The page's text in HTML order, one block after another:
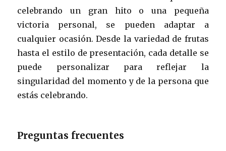
celebrando un gran hito o una pequeña
victoria personal, se pueden adaptar a
cualquier ocasión. Desde la variedad de frutas
hasta el estilo de presentación, cada detalle se
puede personalizar para reflejar la
singularidad del momento y de la persona que
estás celebrando.
Preguntas frecuentes